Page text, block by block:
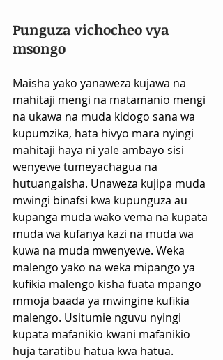
Punguza vichocheo vya
msongo
Maisha yako yanaweza kujawa na
mahitaji mengi na matamanio mengi
na ukawa na muda kidogo sana wa
kupumzika, hata hivyo mara nyingi
mahitaji haya ni yale ambayo sisi
wenyewe tumeyachagua na
hutuangaisha. Unaweza kujipa muda
mwingi binafsi kwa kupunguza au
kupanga muda wako vema na kupata
muda wa kufanya kazi na muda wa
kuwa na muda mwenyewe. Weka
malengo yako na weka mipango ya
kufikia malengo kisha fuata mpango
mmoja baada ya mwingine kufikia
malengo. Usitumie nguvu nyingi
kupata mafanikio kwani mafanikio
huja taratibu hatua kwa hatua.